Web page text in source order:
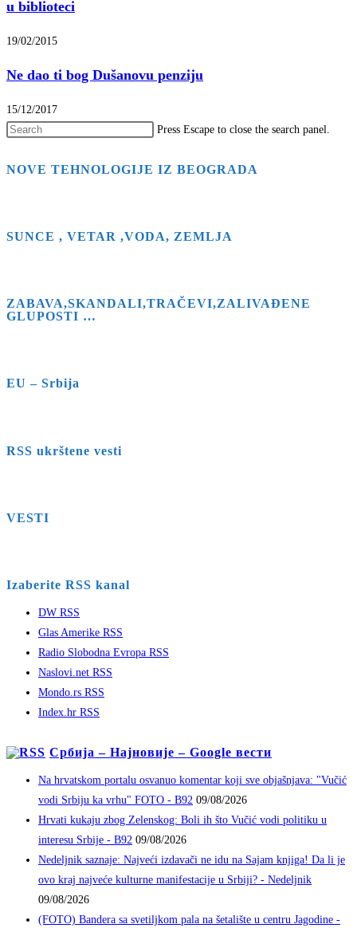
u biblioteci
19/02/2015
Ne dao ti bog Dušanovu penziju
15/12/2017
Press Escape to close the search panel.
NOVE TEHNOLOGIJE IZ BEOGRADA
SUNCE , VETAR ,VODA, ZEMLJA
ZABAVA,SKANDALI,TRAČEVI,ZALIVAĐENE
GLUPOSTI …
EU – Srbija
RSS ukrštene vesti
VESTI
Izaberite RSS kanal
DW RSS
Glas Amerike RSS
Radio Slobodna Evropa RSS
Naslovi.net RSS
Mondo.rs RSS
Index.hr RSS
Србија – Најновије – Google вести
Na hrvatskom portalu osvanuo komentar koji sve objašnjava: "Vučić
vodi Srbiju ka vrhu" FOTO - B92 09/08/2026
Hrvati kukaju zbog Zelenskog: Boli ih što Vučić vodi politiku u
interesu Srbije - B92 09/08/2026
Nedeljnik saznaje: Najveći izdavači ne idu na Sajam knjiga! Da li je
ovo kraj najveće kulturne manifestacije u Srbiji? - Nedeljnik
09/08/2026
(FOTO) Bandera sa svetiljkom pala na šetalište u centru Jagodine -